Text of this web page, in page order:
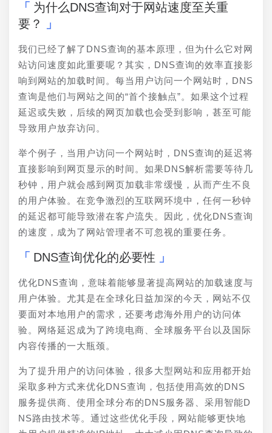
为什么DNS查询对于网站速度至关重
要？
我们已经了解了DNS查询的基本原理，但为什么它对网
站访问速度如此重要呢？其实，DNS查询的效率直接影
响到网站的加载时间。每当用户访问一个网站时，DNS
查询是他们与网站之间的“首个接触点”。如果这个过程
延迟或失败，后续的网页加载也会受到影响，甚至可能
导致用户放弃访问。
举个例子，当用户访问一个网站时，DNS查询的延迟将
直接影响到网页显示的时间。如果DNS解析需要等待几
秒钟，用户就会感到网页加载非常缓慢，从而产生不良
的用户体验。在竞争激烈的互联网环境中，任何一秒钟
的延迟都可能导致潜在客户流失。因此，优化DNS查询
的速度，成为了网站管理者不可忽视的重要任务。
DNS查询优化的必要性
优化DNS查询，意味着能够显著提高网站的加载速度与
用户体验。尤其是在全球化日益加深的今天，网站不仅
要面对本地用户的需求，还要考虑海外用户的访问体
验。网络延迟成为了跨境电商、全球服务平台以及国际
内容传播的一大瓶颈。
为了提升用户的访问体验，很多大型网站和应用都开始
采取多种方式来优化DNS查询，包括使用高效的DNS
服务提供商、使用全球分布的DNS服务器、采用智能D
NS路由技术等。通过这些优化手段，网站能够更快地